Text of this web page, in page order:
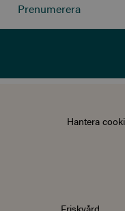
Prenumerera
Hantera
Friskvård